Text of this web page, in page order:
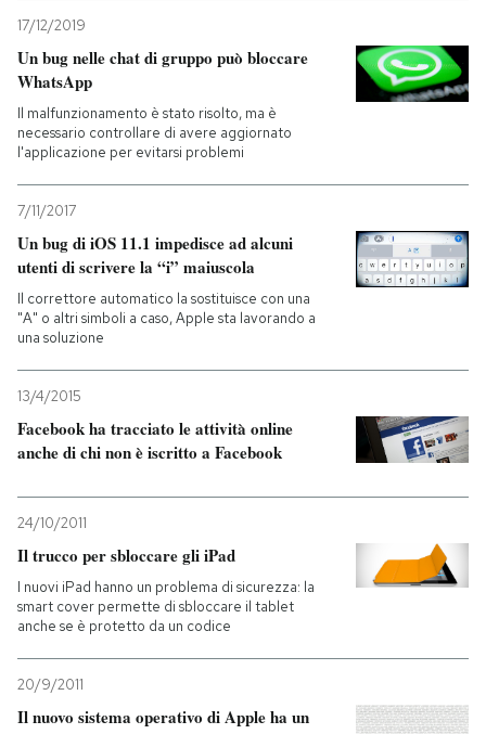
Scienza
Cultura
Economia
Sport
Mondiali calcio 2026
PODCAST
SHOP
CALENDARIO
AREA PERSONALE
Entra
17/12/2019
Un bug nelle chat di gruppo può bloccare
WhatsApp
Il malfunzionamento è stato risolto, ma è
necessario controllare di avere aggiornato
l'applicazione per evitarsi problemi
7/11/2017
Un bug di iOS 11.1 impedisce ad alcuni
utenti di scrivere la “i” maiuscola
Il correttore automatico la sostituisce con una
"A" o altri simboli a caso, Apple sta lavorando a
una soluzione
13/4/2015
Facebook ha tracciato le attività online
anche di chi non è iscritto a Facebook
24/10/2011
Il trucco per sbloccare gli iPad
I nuovi iPad hanno un problema di sicurezza: la
smart cover permette di sbloccare il tablet
anche se è protetto da un codice
20/9/2011
Il nuovo sistema operativo di Apple ha un